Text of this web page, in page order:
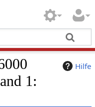
Hilfe
1: